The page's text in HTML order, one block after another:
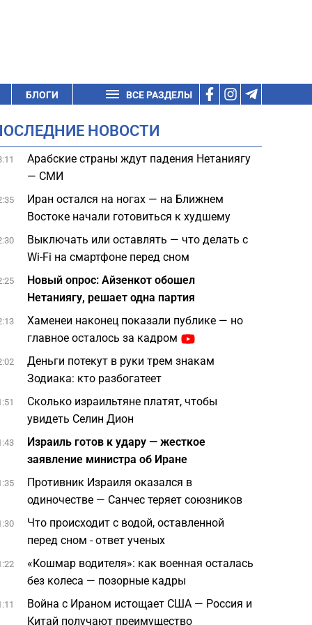
БЛОГИ ВСЕ РАЗДЕЛЫ
НОВОСТИ
Арабские страны ждут падения Нетаниягу
— СМИ
Иран остался на ногах — на Ближнем
Востоке начали готовиться к худшему
Выключать или оставлять — что делать с
Wi-Fi на смартфоне перед сном
Новый опрос: Айзенкот обошел
Нетаниягу, решает одна партия
Хаменеи наконец показали публике — но
главное осталось за кадром
Деньги потекут в руки трем знакам
Зодиака: кто разбогатеет
Сколько израильтяне платят, чтобы
увидеть Селин Дион
Израиль готов к удару — жесткое
заявление министра об Иране
Противник Израиля оказался в
одиночестве — Санчес теряет союзников
Что происходит с водой, оставленной
перед сном - ответ ученых
«Кошмар водителя»: как военная осталась
без колеса — позорные кадры
Война с Ираном истощает США — Россия и
Китай получают преимущество